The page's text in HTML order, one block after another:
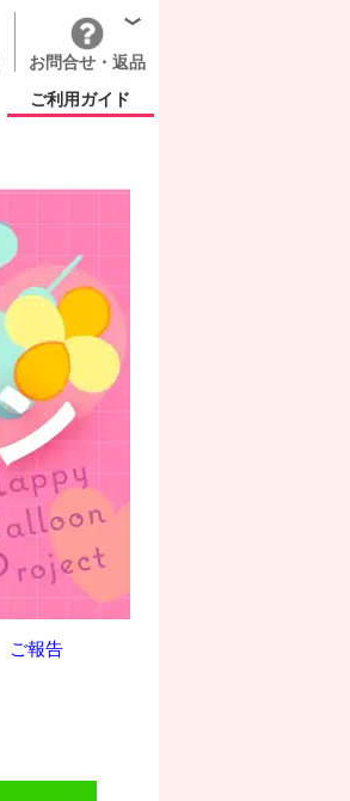
お問合せ・返品
ご利用ガイド
ご報告